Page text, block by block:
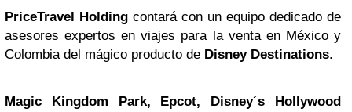
PriceTravel Holding contará con un equipo dedicado de
asesores expertos en viajes para la venta en México y
Colombia del mágico producto de Disney Destinations.
Magic Kingdom Park, Epcot, Disney´s Hollywood